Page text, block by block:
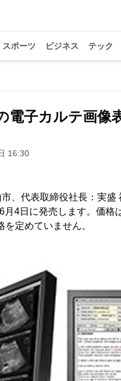
スポーツ ビジネス テック
電子カルテ画像
16:30
、代表取締役社長：実
月4日に発売します。価格
定めていません。